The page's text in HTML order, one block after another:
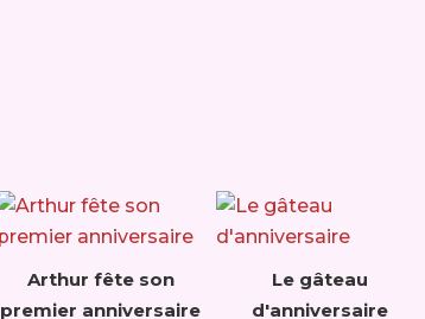
Arthur fête son
premier anniversaire
Le gâteau
d'anniversaire